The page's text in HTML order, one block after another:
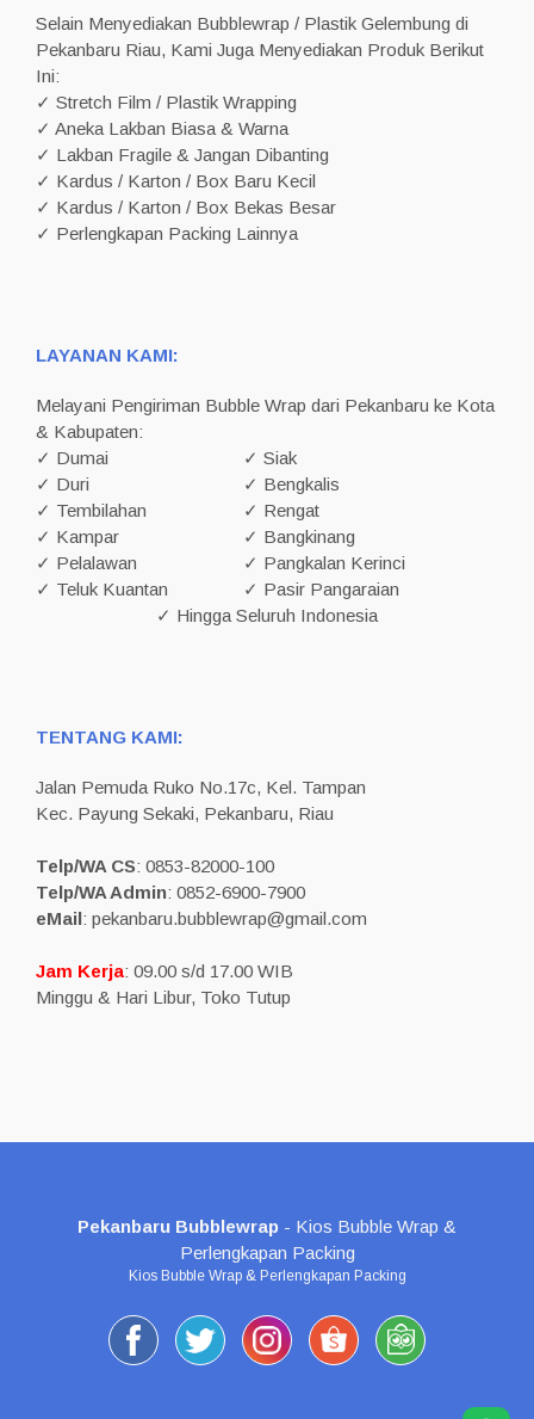
Selain Menyediakan Bubblewrap / Plastik Gelembung di
Pekanbaru Riau, Kami Juga Menyediakan Produk Berikut
Ini:
✓ Stretch Film / Plastik Wrapping
✓ Aneka Lakban Biasa & Warna
✓ Lakban Fragile & Jangan Dibanting
✓ Kardus / Karton / Box Baru Kecil
✓ Kardus / Karton / Box Bekas Besar
✓ Perlengkapan Packing Lainnya
LAYANAN KAMI:
Melayani Pengiriman Bubble Wrap dari Pekanbaru ke Kota
& Kabupaten:
✓ Dumai
✓ Siak
✓ Duri
✓ Bengkalis
✓ Tembilahan
✓ Rengat
✓ Kampar
✓ Bangkinang
✓ Pelalawan
✓ Pangkalan Kerinci
✓ Teluk Kuantan
✓ Pasir Pangaraian
✓ Hingga Seluruh Indonesia
TENTANG KAMI:
Jalan Pemuda Ruko No.17c, Kel. Tampan
Kec. Payung Sekaki, Pekanbaru, Riau
Telp/WA CS: 0853-82000-100
Telp/WA Admin: 0852-6900-7900
eMail: pekanbaru.bubblewrap@gmail.com
Jam Kerja: 09.00 s/d 17.00 WIB
Minggu & Hari Libur, Toko Tutup
Pekanbaru Bubblewrap - Kios Bubble Wrap &
Perlengkapan Packing
Kios Bubble Wrap & Perlengkapan Packing